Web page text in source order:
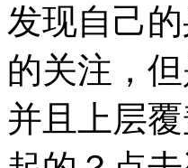
发现自己
的关注，
并且上层